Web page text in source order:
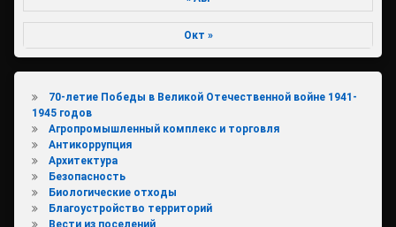
Окт »
70-летие Победы в Великой Отечественной войне 1941-
1945 годов
Агропромышленный комплекс и торговля
Антикоррупция
Архитектура
Безопасность
Биологические отходы
Благоустройство территорий